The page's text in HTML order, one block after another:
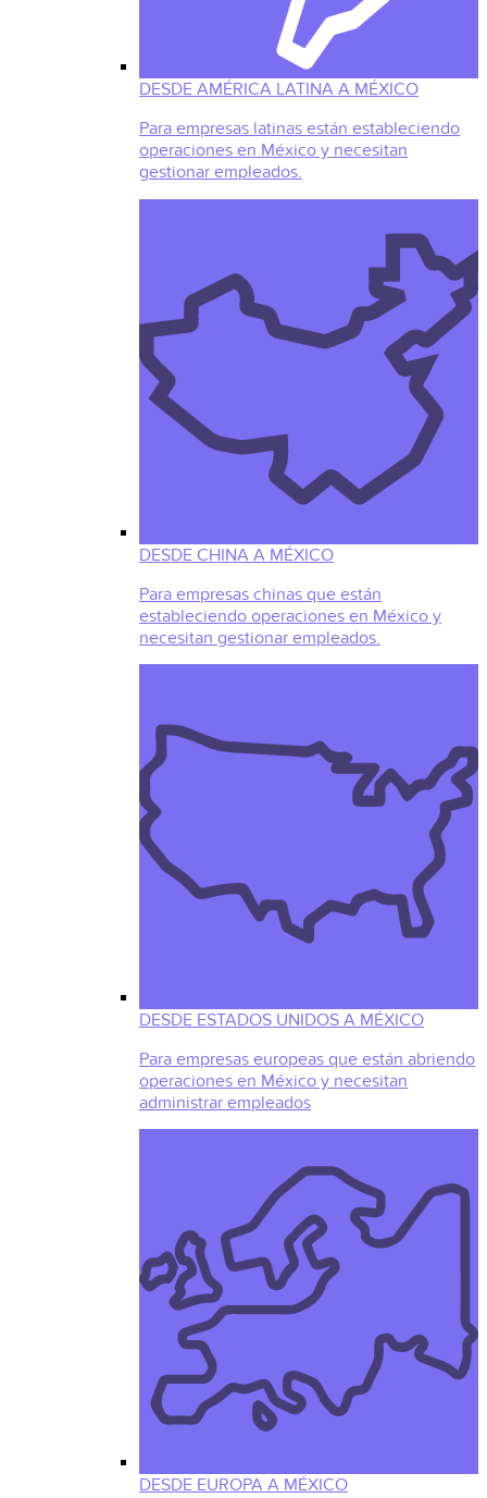
DESDE AMÉRICA LATINA A MÉXICO
Para empresas latinas están estableciendo
operaciones en México y necesitan
gestionar empleados.
DESDE CHINA A MÉXICO
Para empresas chinas que están
estableciendo operaciones en México y
necesitan gestionar empleados.
DESDE ESTADOS UNIDOS A MÉXICO
Para empresas europeas que están abriendo
operaciones en México y necesitan
administrar empleados
DESDE EUROPA A MÉXICO